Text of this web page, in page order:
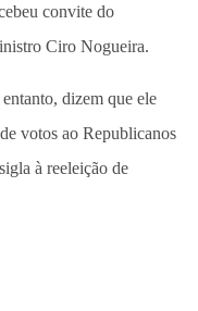
convite do
Ciro Nogueira.
dizem que ele
votos ao Republicanos
à reeleição de